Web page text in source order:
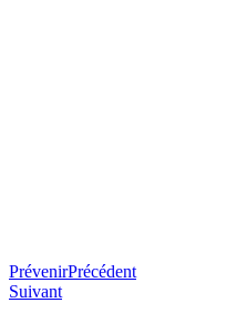
PrévenirPrécédent
Suivant